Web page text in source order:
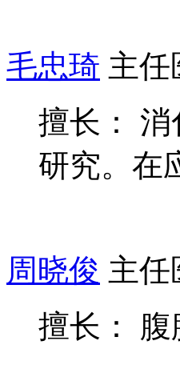
毛忠琦 主任
擅长：
研究。在
周晓俊 主任
擅长：